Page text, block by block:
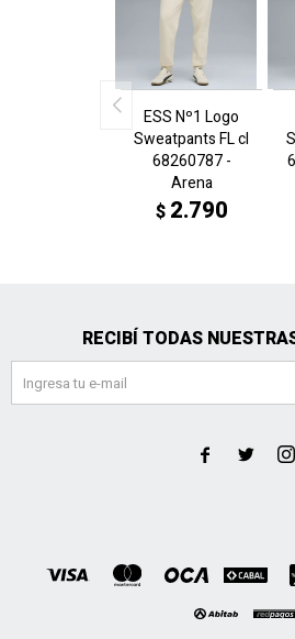
ESS Nº1 Logo
Sweatpants FL cl
68260787 -
Arena
$ 2.790
RECIBÍ TODAS
  